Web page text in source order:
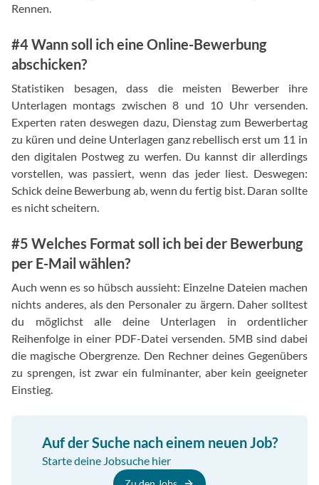
Rennen.
#4 Wann soll ich eine Online-Bewerbung
abschicken?
Statistiken besagen, dass die meisten Bewerber ihre
Unterlagen montags zwischen 8 und 10 Uhr versenden.
Experten raten deswegen dazu, Dienstag zum Bewerbertag
zu küren und deine Unterlagen ganz rebellisch erst um 11 in
den digitalen Postweg zu werfen. Du kannst dir allerdings
vorstellen, was passiert, wenn das jeder liest. Deswegen:
Schick deine Bewerbung ab, wenn du fertig bist. Daran sollte
es nicht scheitern.
#5 Welches Format soll ich bei der Bewerbung
per E-Mail wählen?
Auch wenn es so hübsch aussieht: Einzelne Dateien machen
nichts anderes, als den Personaler zu ärgern. Daher solltest
du möglichst alle deine Unterlagen in ordentlicher
Reihenfolge in einer PDF-Datei versenden. 5MB sind dabei
die magische Obergrenze. Den Rechner deines Gegenübers
zu sprengen, ist zwar ein fulminanter, aber kein geeigneter
Einstieg.
Auf der Suche nach einem neuen Job?
Starte deine Jobsuche hier